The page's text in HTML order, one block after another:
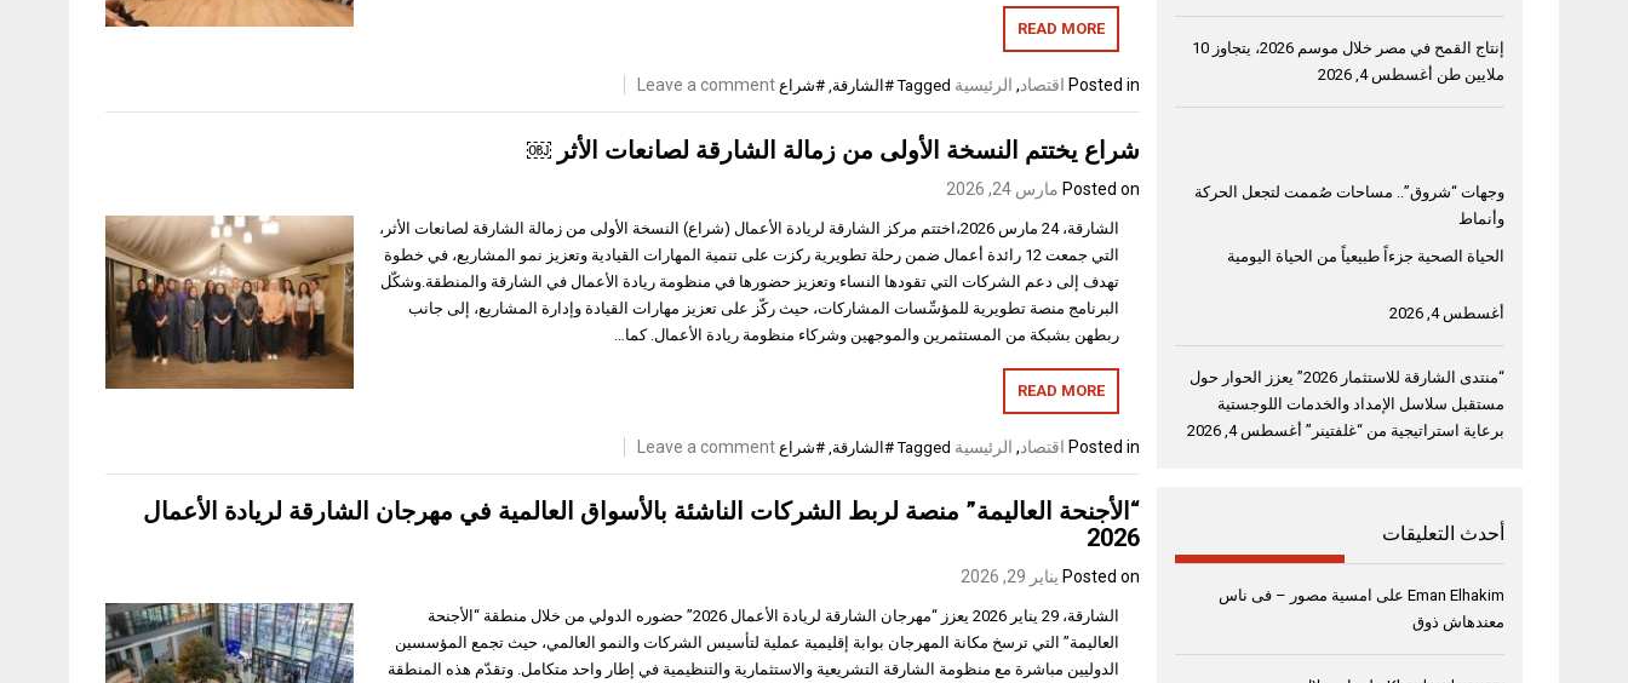
READ MORE
Posted in اقتصاد, الرئيسية Tagged #الشارقة, #شراع Leave a comment
شراع يختتم النسخة الأولى من زمالة الشارقة لصانعات الأثر ￼
Posted on مارس 24, 2026
الشارقة، 24 مارس 2026،اختتم مركز الشارقة لريادة الأعمال (شراع) النسخة الأولى من زمالة الشارقة لصانعات الأثر،
التي جمعت 12 رائدة أعمال ضمن رحلة تطويرية ركزت على تنمية المهارات القيادية وتعزيز نمو المشاريع، في خطوة
تهدف إلى دعم الشركات التي تقودها النساء وتعزيز حضورها في منظومة ريادة الأعمال في الشارقة والمنطقة.وشكّل
البرنامج منصة تطويرية للمؤسِّسات المشاركات، حيث ركّز على تعزيز مهارات القيادة وإدارة المشاريع، إلى جانب
ربطهن بشبكة من المستثمرين والموجهين وشركاء منظومة ريادة الأعمال. كما…
READ MORE
Posted in اقتصاد, الرئيسية Tagged #الشارقة #شراع Leave a comment
“الأجنحة العاليمة” منصة لربط الشركات الناشئة بالأسواق العالمية في مهرجان الشارقة لريادة الأعمال
2026
Posted on يناير 29, 2026
الشارقة، 29 يناير 2026 يعزز “مهرجان الشارقة لريادة الأعمال 2026” حضوره الدولي من خلال منطقة “الأجنحة
العاليمة” التي ترسخ مكانة المهرجان بوابة إقليمية عملية لتأسيس الشركات والنمو العالمي، حيث تجمع المؤسسين
الدوليين مباشرة مع منظومة الشارقة التشريعية والاستثمارية والتنظيمية في إطار واحد متكامل. وتقدّم هذه المنطقة
إنتاج القمح في مصر خلال موسم 2026، يتجاوز 10
ملايين طن أغسطس 4, 2026
وجهات “شروق”.. مساحات صُممت لتجعل الحركة
وأنماط
الحياة الصحية جزءاً طبيعياً من الحياة اليومية
أغسطس 4, 2026
“منتدى الشارقة للاستثمار 2026” يعزز الحوار حول
مستقبل سلاسل الإمداد والخدمات اللوجستية
برعاية استراتيجية من “غلفتينر” أغسطس 4, 2026
أحدث التعليقات
Eman Elhakim على امسية مصور – فى ناس
معندهاش ذوق